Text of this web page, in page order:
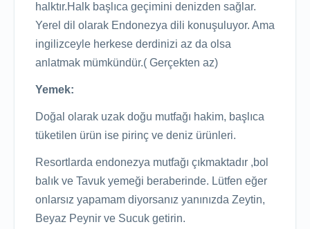
halktır.Halk başlıca geçimini denizden sağlar.
Yerel dil olarak Endonezya dili konuşuluyor. Ama
ingilizceyle herkese derdinizi az da olsa
anlatmak mümkündür.( Gerçekten az)
Yemek:
Doğal olarak uzak doğu mutfağı hakim, başlıca
tüketilen ürün ise pirinç ve deniz ürünleri.
Resortlarda endonezya mutfağı çıkmaktadır ,bol
balık ve Tavuk yemeği beraberinde. Lütfen eğer
onlarsız yapamam diyorsanız yanınızda Zeytin,
Beyaz Peynir ve Sucuk getirin.